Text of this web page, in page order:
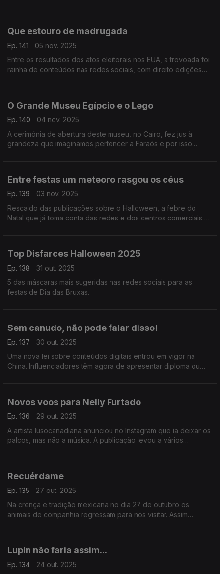
Que estouro de madrugada
Ep. 141
05 nov. 2025
Entre os resultados dos atos eleitorais nos EUA, a trovoada foi
rainha de conteúdos nas redes sociais, com direito edições
O Grande Museu Egípcio e o Lego
Ep. 140
04 nov. 2025
A cerimónia de abertura deste museu, no Cairo, fez jus à
grandeza que imaginamos pertencer a Faraós e por isso
Entre festas um meteoro rasgou os céus
Ep. 139
03 nov. 2025
Rescaldo das publicações sobre o Halloween, a febre do
Natal que já toma conta das redes e dos centros comerciais e
Top Disfarces Halloween 2025
Ep. 138
31 out. 2025
5 das máscaras mais sugeridas nas redes sociais para as
festas de Dia das Bruxas.
Sem canudo, não pode falar disso!
Ep. 137
30 out. 2025
Uma nova lei sobre conteúdos digitais entrou em vigor na
China. Influenciadores têm agora de apresentar diploma ou
Novos voos para Nelly Furtado
Ep. 136
29 out. 2025
A artista lusocanadiana anunciou no Instagram que ia deixar os
palcos, mas não a música. A publicação levou a vários
Recuérdame
Ep. 135
27 out. 2025
Na crença e tradição mexicana no dia 27 de outubro os
animais de companhia regressam para nos visitar. Assim
Lupin não faria assim...
Ep. 134
24 out. 2025